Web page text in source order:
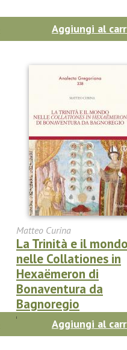
Aggiungi al
Matteo Curina
La Trinità e il
nelle Collationes in
Hexaëmeron di
Bonaventura da
Bagnoregio
€42.75 €45.00 -5%)
Aggiungi al